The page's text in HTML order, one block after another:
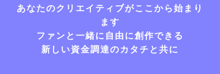
あなたのクリエイティブがここから始まり
ます
ファンと一緒に自由に創作できる
新しい資金調達のカタチと共に